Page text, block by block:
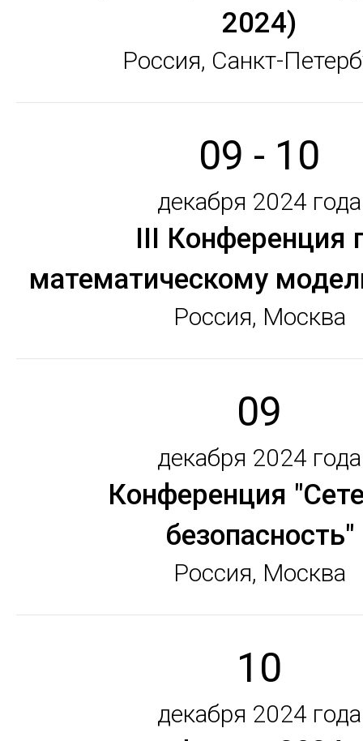
2024)
Россия, Санкт-
09 - 10
декабря 2024 года
III Конференция
математическому
Россия, Москва
09
декабря 2024 года
Конференция
безопасность"
Россия, Москва
10
декабря 2024 года